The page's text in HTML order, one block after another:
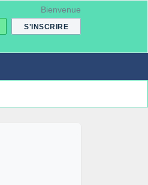
Bienvenue
S'INSCRIRE